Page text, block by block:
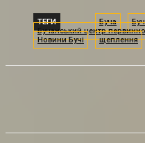
ТЕГИ Буча
Бучанський центр
Новини Бучі
щеплення